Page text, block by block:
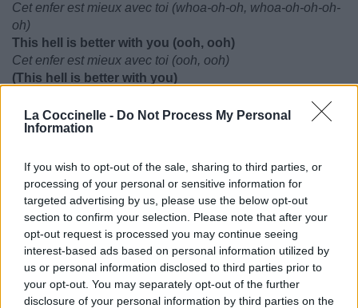
La Coccinelle - Do Not Process My Personal
Information
If you wish to opt-out of the sale, sharing to third parties, or
processing of your personal or sensitive information for
targeted advertising by us, please use the below opt-out
section to confirm your selection. Please note that after your
opt-out request is processed you may continue seeing
interest-based ads based on personal information utilized by
us or personal information disclosed to third parties prior to
your opt-out. You may separately opt-out of the further
disclosure of your personal information by third parties on the
Cet enfer est mieux avec toi (whoa-oh-oh, whoa-oh-oh-oh-
oh)
This hell is better with you (ooh, ooh)
Cet enfer est mieux avec toi (ooh, ooh)
(This hell is better with you)
Contenu modifié par
Rina sur Twitter
“This Hell” is the lead single from Hold The Girl, a
tongue in cheek pop song that celebrates community
and love in a time where the world seems hellish”
"This Hell" est le premier single de Hold The Girl, une
chanson pop ironique qui célèbre la communauté et
l'amour à une époque où le monde semble être un
cauchemar"